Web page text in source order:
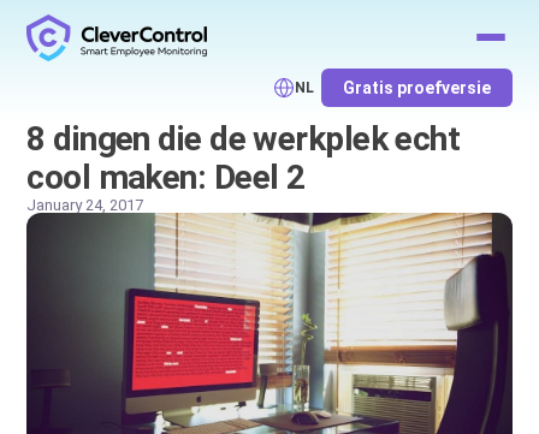
NL Gratis proefversie
8 dingen die de werkplek echt
cool maken: Deel 2
January 24, 2017